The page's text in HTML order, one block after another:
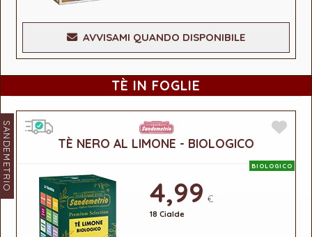
AVVISAMI QUANDO DISPONIBILE
TÈ IN FOGLIE
SANDEMETRIO TÈ NERO AL LIMONE - BIOLOGICO
BIOLOGICO
4,99 €
18 Cialde